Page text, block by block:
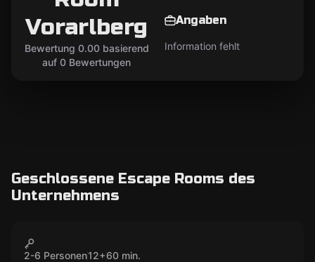
Vorarlberg
Bewertung 0.00 basierend
auf 0 Bewertungen
Angaben
Information fehlt
Geschlossene Escape Rooms des
Unternehmens
OPERATION HELIOS
2-6 Personen12+60 min.